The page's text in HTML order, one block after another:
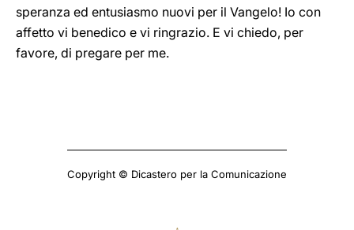
speranza ed entusiasmo nuovi per il Vangelo! Io con
affetto vi benedico e vi ringrazio. E vi chiedo, per
favore, di pregare per me.
Copyright © Dicastero per la Comunicazione